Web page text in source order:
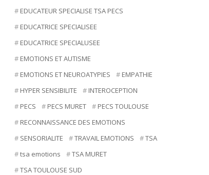
EDUCATEUR SPECIALISE TSA PECS
EDUCATRICE SPECIALISEE
EDUCATRICE SPECIALUSEE
EMOTIONS ET AUTISME
EMOTIONS ET NEUROATYPIES
EMPATHIE
HYPER SENSIBILITE
INTEROCEPTION
PECS
PECS MURET
PECS TOULOUSE
RECONNAISSANCE DES EMOTIONS
SENSORIALITE
TRAVAIL EMOTIONS
TSA
tsa emotions
TSA MURET
TSA TOULOUSE SUD